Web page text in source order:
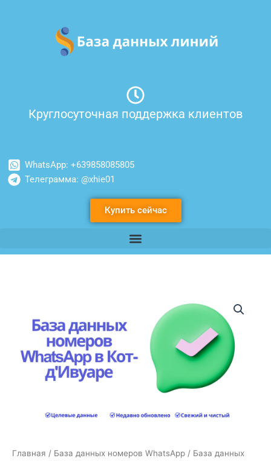
содержимому
Круглосуточная поддержка клиентов
WhatsApp: +639858085805
Телеграмма: @xhie01
Купить сейчас
Главная / База данных номеров WhatsApp / База данных
данных
WhatsApp